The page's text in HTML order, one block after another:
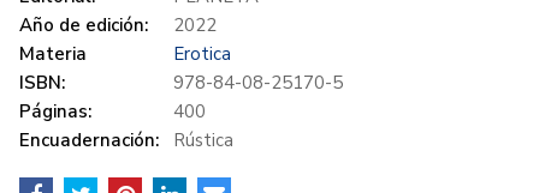
Año de edición:
2022
Materia
Erotica
ISBN:
978-84-08-25170-5
Páginas:
400
Encuadernación:
Rústica